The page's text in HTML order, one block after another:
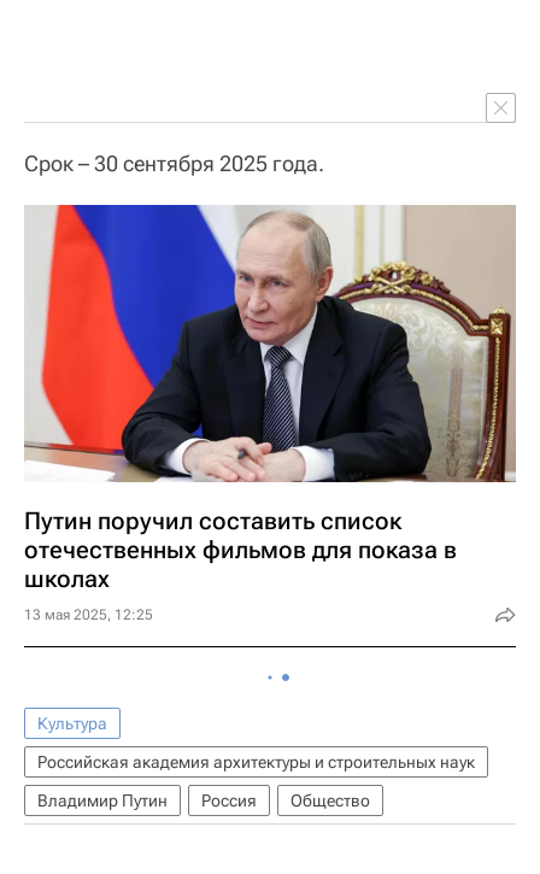
Срок – 30 сентября 2025 года.
Путин поручил составить список
отечественных фильмов для показа в
школах
13 мая 2025, 12:25
Культура
Российская академия архитектуры и строительных наук
Владимир Путин
Россия Общество